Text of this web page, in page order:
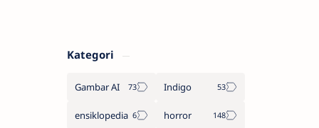
Kategori
Gambar AI Indigo
ensiklopedia horror